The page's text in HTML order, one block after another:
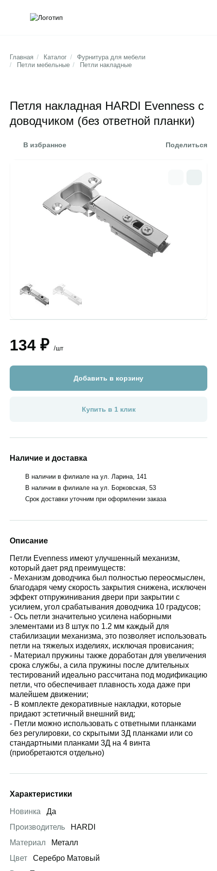
Главная / Каталог /
Фурнитура для мебели
/
Петли мебельные / Петли накладные
Петля накладная HARDI Evenness с
доводчиком (без ответной планки)
В избранное Поделиться
134 ₽ /шт
Добавить в корзину
Купить в 1 клик
Наличие и доставка
В наличии в филиале на ул. Ларина, 141
В наличии в филиале на ул. Борковская, 53
Срок доставки уточним при оформлении заказа
Описание
Петли Evenness имеют улучшенный механизм,
который дает ряд преимуществ:
- Механизм доводчика был полностью переосмыслен,
благодаря чему скорость закрытия снижена, исключен
эффект отпружинивания двери при закрытии с
усилием, угол срабатывания доводчика 10 градусов;
- Ось петли значительно усилена наборными
элементами из 8 штук по 1.2 мм каждый для
стабилизации механизма, это позволяет использовать
петли на тяжелых изделиях, исключая провисания;
- Материал пружины также доработан для увеличения
срока службы, а сила пружины после длительных
тестирований идеально рассчитана под модификацию
петли, что обеспечивает плавность хода даже при
малейшем движении;
- В комплекте декоративные накладки, которые
придают эстетичный внешний вид;
- Петли можно использовать с ответными планками
без регулировки, со скрытыми 3Д планками или со
стандартными планками 3Д на 4 винта
(приобретаются отдельно)
Характеристики
Новинка
Да
Производитель
HARDI
Материал
Металл
Цвет
Серебро Матовый